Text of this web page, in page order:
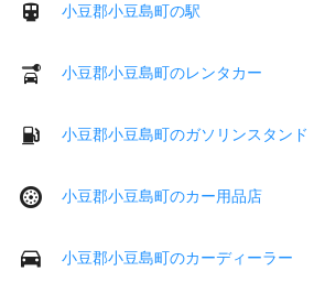
小豆郡小豆島町の駅
小豆郡小豆島町のレンタカー
小豆郡小豆島町のガソリンスタンド
小豆郡小豆島町のカー用品店
小豆郡小豆島町のカーディーラー